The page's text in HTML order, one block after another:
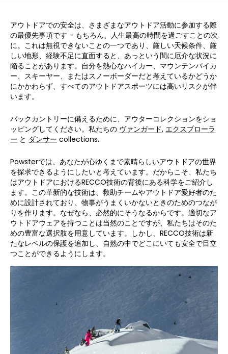
アウトドアでの安全は、さまざまなアウトドア活動に参加する際
の最優先事項です - もちろん、人生最高の時間を過ごすことの次
に。これは無視できないことの一つであり、厳しい天候条件、厳
しい地形、経験不足に直面すると、あっという間に厄介な状況に
陥ることがあります。自分を熱心なハイカー、マウンテンバイカ
ー、スキーヤー、またはスノーボーダーだと考えているかどうか
にかかわらず、すべてのアウトドアスポーツには高いリスクが伴
います。
バックカントリーに備えるために、アウターコレクションをショ
ッピングしてください。私たちの ヴァンガード, エクスプローラ
ー と ダンサー collections.
Powsterでは、あなたが心ゆくまで素晴らしいアウトドアの世界
を探求できるようにしたいと考えています。だからこそ、私たち
はアウトドアにおけるRECCO技術の背後にある科学をご紹介し
ます。この革新的な技術は、救助チームやアウトドア愛好者のた
めに設計されており、物事がうまくいかないときのためのつなが
りを作ります。なぜなら、必然的にそうなるからです。適切なア
ウトドアウェアを持つことは当然のことですが、私たちはそのた
めの豊富な選択肢を用意しています。しかし、RECCO技術は新
たなレベルの保護を追加し、自然の中でどこにいても安全で目立
つことができるようにします。